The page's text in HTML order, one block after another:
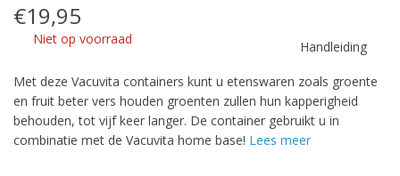
€19,95
Niet op voorraad Handleiding
Met deze Vacuvita containers kunt u etenswaren zoals groente
en fruit beter vers houden groenten zullen hun kapperigheid
behouden, tot vijf keer langer. De container gebruikt u in
combinatie met de Vacuvita home base! Lees meer